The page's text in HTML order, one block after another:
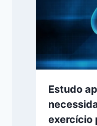
Estudo
exercício